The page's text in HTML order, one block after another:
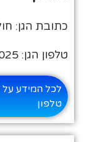
כתובת הגן:
טלפון הגן: 03-5039025
לכל המידע על
טלפון